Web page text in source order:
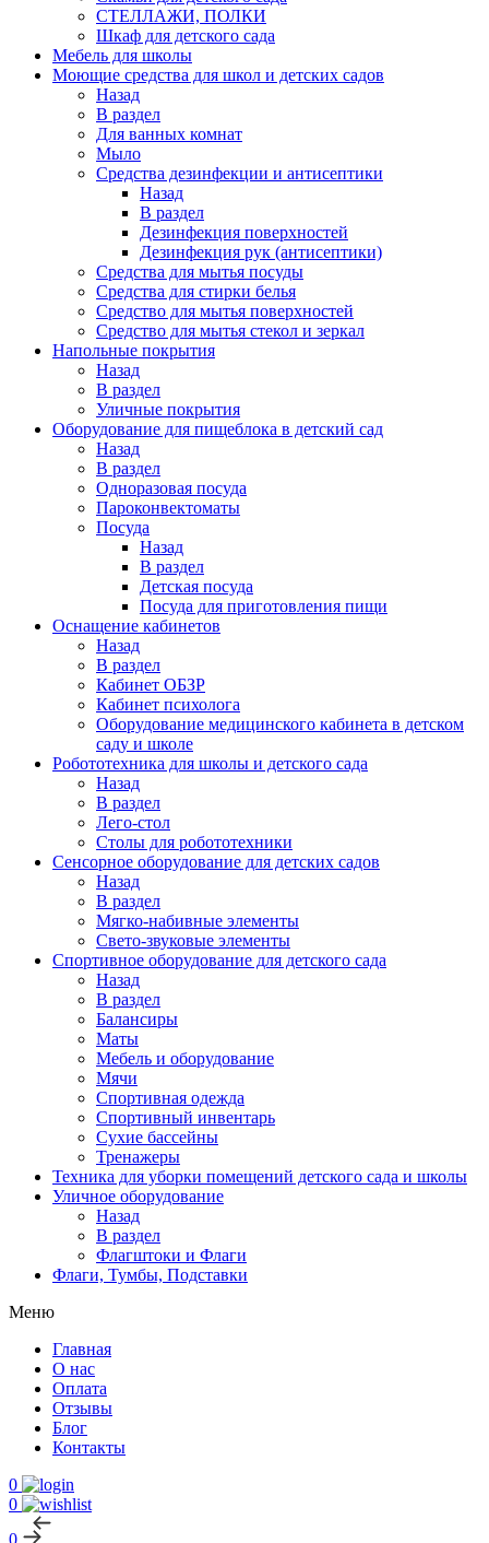
СТЕЛЛАЖИ, ПОЛКИ
Шкаф для детского сада
Мебель для школы
Моющие средства для школ и детских садов
Назад
В раздел
Для ванных комнат
Мыло
Средства дезинфекции и антисептики
Назад
В раздел
Дезинфекция поверхностей
Дезинфекция рук (антисептики)
Средства для мытья посуды
Средства для стирки белья
Средство для мытья поверхностей
Средство для мытья стекол и зеркал
Напольные покрытия
Назад
В раздел
Уличные покрытия
Оборудование для пищеблока в детский сад
Назад
В раздел
Одноразовая посуда
Пароконвектоматы
Посуда
Назад
В раздел
Детская посуда
Посуда для приготовления пищи
Оснащение кабинетов
Назад
В раздел
Кабинет ОБЗР
Кабинет психолога
Оборудование медицинского кабинета в детском
саду и школе
Робототехника для школы и детского сада
Назад
В раздел
Лего-стол
Столы для робототехники
Сенсорное оборудование для детских садов
Назад
В раздел
Мягко-набивные элементы
Свето-звуковые элементы
Спортивное оборудование для детского сада
Назад
В раздел
Балансиры
Маты
Мебель и оборудование
Мячи
Спортивная одежда
Спортивный инвентарь
Сухие бассейны
Тренажеры
Техника для уборки помещений детского сада и школы
Уличное оборудование
Назад
В раздел
Флагштоки и Флаги
Флаги, Тумбы, Подставки
Меню
Главная
О нас
Оплата
Отзывы
Блог
Контакты
0
0
0